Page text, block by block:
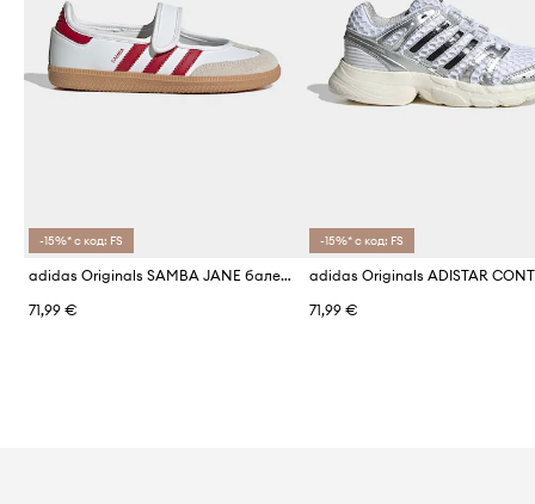
-15%* с код: FS
adidas Originals SAMBA JANE балеринки за деца от кожа
71,99 €
-15%* с код: FS
71,99 €